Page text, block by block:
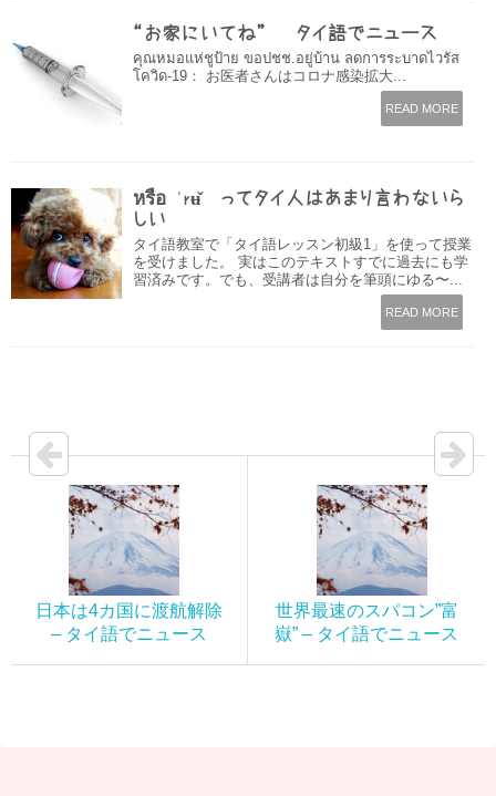
“お家にいてね” – タイ語でニュース
คุณหมอแห่ชูป้าย ขอปชช.อยู่บ้าน ลดการระบาดไวรัส
โควิด-19： お医者さんはコロナ感染拡大...
READ MORE
หรือ ˈrʉ̌ʉ ってタイ人はあまり言わないら
しい
タイ語教室で「タイ語レッスン初級1」を使って授業
を受けました。 実はこのテキストすでに過去にも学
習済みです。でも、受講者は自分を筆頭にゆる〜...
READ MORE
日本は4カ国に渡航解除
– タイ語でニュース
世界最速のスパコン”富
嶽” – タイ語でニュース